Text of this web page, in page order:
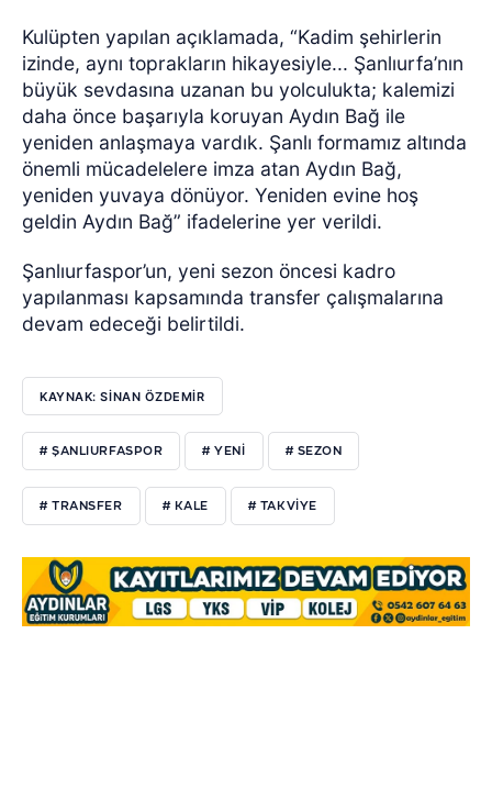
Kulüpten yapılan açıklamada, “Kadim şehirlerin
izinde, aynı toprakların hikayesiyle... Şanlıurfa’nın
büyük sevdasına uzanan bu yolculukta; kalemizi
daha önce başarıyla koruyan Aydın Bağ ile
yeniden anlaşmaya vardık. Şanlı formamız altında
önemli mücadelelere imza atan Aydın Bağ,
yeniden yuvaya dönüyor. Yeniden evine hoş
geldin Aydın Bağ” ifadelerine yer verildi.
Şanlıurfaspor’un, yeni sezon öncesi kadro
yapılanması kapsamında transfer çalışmalarına
devam edeceği belirtildi.
KAYNAK: SİNAN ÖZDEMİR
# ŞANLIURFASPOR # YENİ # SEZON
# TRANSFER # KALE # TAKVİYE